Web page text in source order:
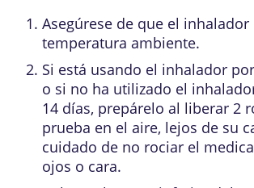
Asegúrese de que el inhalador
temperatura ambiente.
Si está usando el inhalador
o si no ha utilizado el
14 días, prepárelo al liberar 2
prueba en el aire, lejos de su
cuidado de no rociar el
ojos o cara.